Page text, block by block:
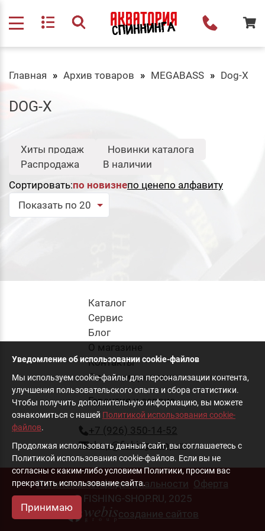
Главная Архив товаров MEGABASS Dog-X
DOG-X
Хиты продаж
Новинки каталога
Распродажа
В наличии
Сортировать:по новизнепо ценепо алфавиту
Показать по 20
Каталог
Cервис
Блог
О магазине
Контакты
Оплата и доставка
Гарантия и сервис
+7 (926) 350-14-52
shop@fishing-shop.ru
Политика конфиденциальности Оферта
© FISHING-SHOP.RU, 2025
создание сайтов
Уведомление об использовании cookie-файлов
Мы используем cookie-файлы для персонализации контента,
улучшения пользовательского опыта и сбора статистики.
Чтобы получить дополнительную информацию, вы можете
ознакомиться с нашей Политикой использования cookie-
файлов.
Продолжая использовать данный сайт, вы соглашаетесь с
Политикой использования cookie-файлов. Если вы не
согласны с каким-либо условием Политики, просим вас
прекратить использование сайта.
Принимаю